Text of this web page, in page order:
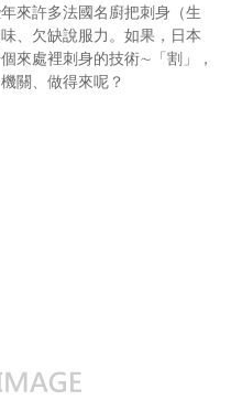
來許多法國名廚把刺身（生
、欠缺說服力。如果，日本
來處裡刺身的技術∼「割」，
關、做得來呢？